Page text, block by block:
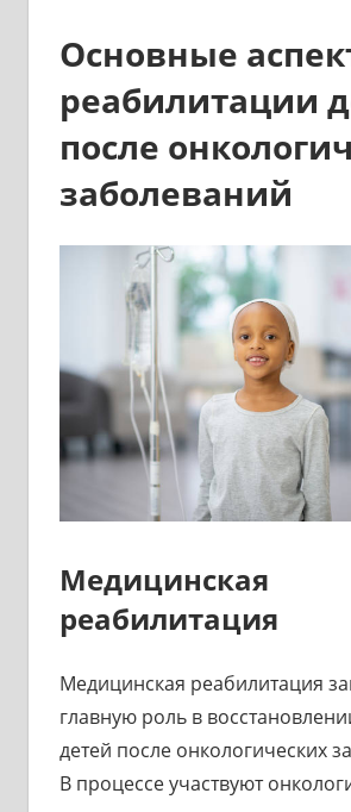
Основные
реабилитации
после
заболеваний
Медицинская
реабилитация
Медицинская реабилитация
главную роль в
детей после онкологических
В процессе участвуют